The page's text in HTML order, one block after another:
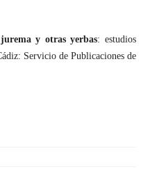
y otras yerbas: estudios
Servicio de Publicaciones de